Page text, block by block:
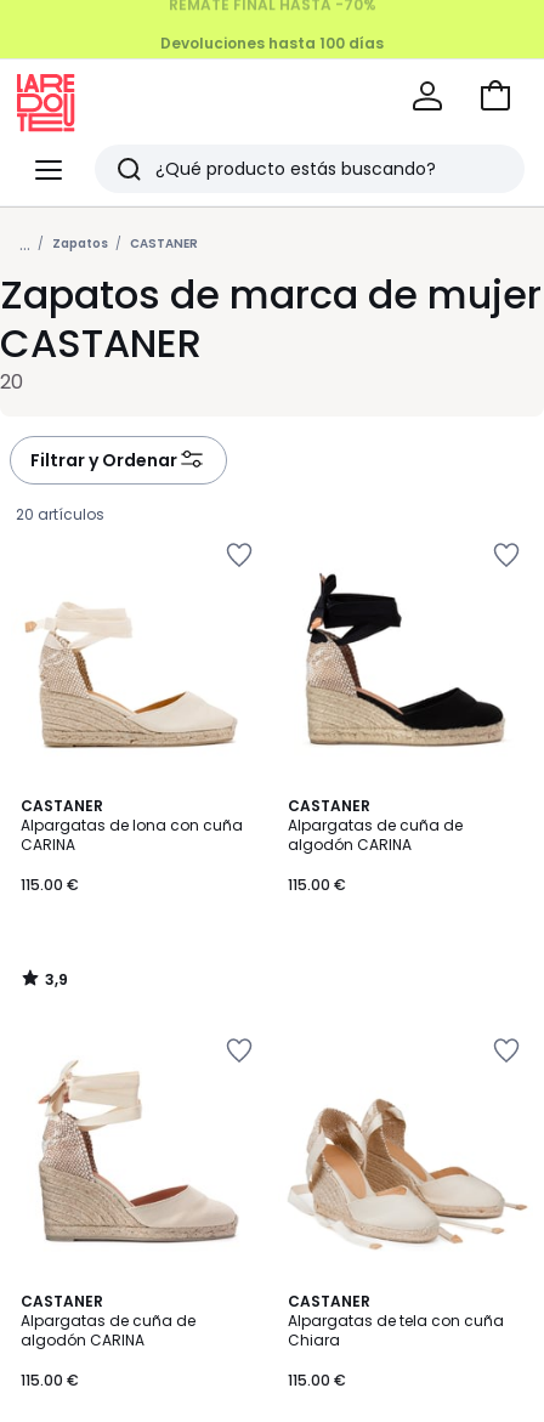
Menu
Redoute
Buscar
Últimos
artículos
vistos
Ir
... Zapatos CASTANER
Zapatos de marca de mujer
CASTANER
20
Filtrar y Ordenar
20 artículos
CASTANER
Alpargatas de lona con cuña
CARINA
€.
115.00 €
3,9
/ 5
3,9
/
CASTANER
Alpargatas de cuña de
algodón CARINA
115.00 €
CASTANER
Alpargatas de cuña de
algodón CARINA
115.00 €
2
Colores
CASTANER
Alpargatas de tela con cuña
Chiara
115.00 €